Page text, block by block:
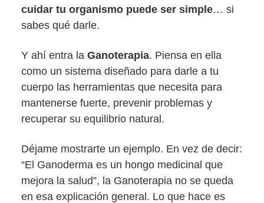
cuidar tu organismo puede ser simple… si
sabes qué darle.
Y ahí entra la Ganoterapia. Piensa en ella
como un sistema diseñado para darle a tu
cuerpo las herramientas que necesita para
mantenerse fuerte, prevenir problemas y
recuperar su equilibrio natural.
Déjame mostrarte un ejemplo. En vez de decir:
“El Ganoderma es un hongo medicinal que
mejora la salud”, la Ganoterapia no se queda
en esa explicación general. Lo que hace es